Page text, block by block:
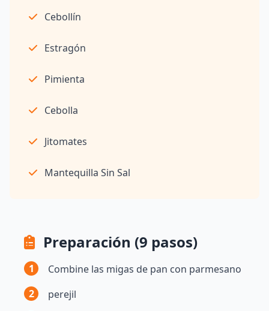
Cebollín
Estragón
Pimienta
Cebolla
Jitomates
Mantequilla Sin Sal
Preparación (9 pasos)
1
Combine las migas de pan con parmesano
2
perejil